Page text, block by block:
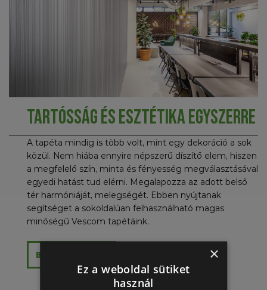
Tartósság és esztétika egyszerre
A tapéta mindig is több volt, mint egy dekoráció a sok
közül. Nem hiába ennyire népszerű díszítő elem, hiszen
a megfelelő szín, minta és fényesség megválasztásával
egyedi hatást tud elérni. Megalapozza az adott belső
tér harmóniáját, melegségét. Ebben nyújtanak
segítséget a sokoldalúan felhasználható magas
minőségű Vescom tapétáink.
BŐVEBBEN ×
Ez a weboldal sütiket
használ